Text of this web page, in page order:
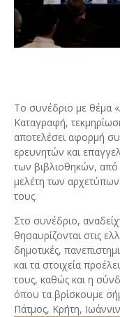
Το συνέδριο με θέμα
Καταγραφή,
αποτελέσει αφορμή
ερευνητών και
των βιβλιοθηκών, από
μελέτη των αρχετύπων
τους.
Στο συνέδριο,
θησαυρίζονται στις
δημοτικές,
και τα στοιχεία
τους, καθώς και η
όπου τα βρίσκουμε
Πάτμος, Κρήτη,